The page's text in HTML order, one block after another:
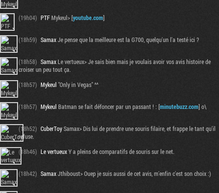
(19h04) PTFMykeul> [youtube.com]
(18h59) SamaxJe pense que la meilleure est la G700, quelqu'un l'a testé ici ?
(18h58) SamaxLe vertueux> Je sais bien mais je voulais avoir vos avis histoire de
croiser un peu tout ça.
(18h57) Mykeul "Only in Vegas" ^^
(18h57) Mykeul Batman se fait défoncer par un passant ! : [minutebuzz.com] o\
(18h52) CuberToySamax> Dis lui de prendre une souris filaire, et frappe le tant qu'il
refuse.
(18h46) Le vertueuxY a pleins de comparatifs de souris sur le net.
(18h42) SamaxJthiboust> Ouep je suis aussi de cet avis, m'enfin c'est son choix :)